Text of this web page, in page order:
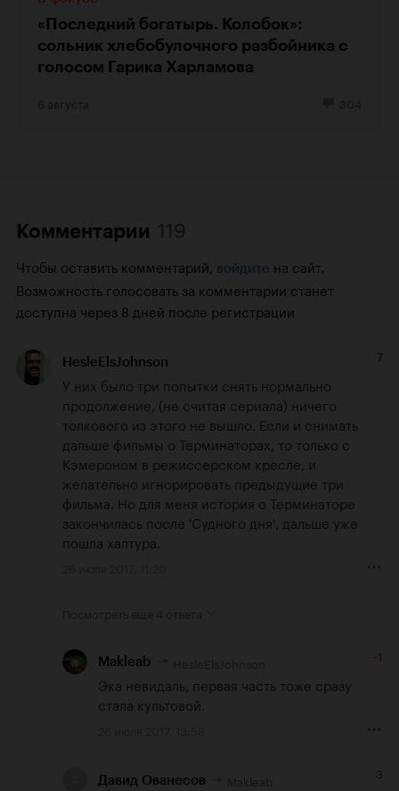
«Последний богатырь. Колобок»:
сольник хлебобулочного разбойника с
голосом Гарика Харламова
Комментарии
Чтобы оставить комментарий, войдите на сайт.
Возможность голосовать за комментарии станет
доступна через 8 дней после регистрации
HesleElsJohnson 7
У них было три попытки снять нормально
продолжение, (не считая сериала) ничего
толкового из этого не вышло. Если и снимать
дальше фильмы о Терминаторах, то только с
Кэмероном в режиссерском кресле, и
желательно игнорировать предыдущие три
фильма. Но для меня история о Терминаторе
закончилась после 'Судного дня', дальше уже
пошла халтура.
Makleab -1
Эка невидаль, первая часть тоже сразу
стала культовой.
Давид Ованесов 3